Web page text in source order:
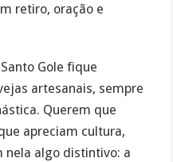
retiro, oração e
Gole fique
artesanais, sempre
Querem que
apreciam cultura,
nela algo distintivo: a